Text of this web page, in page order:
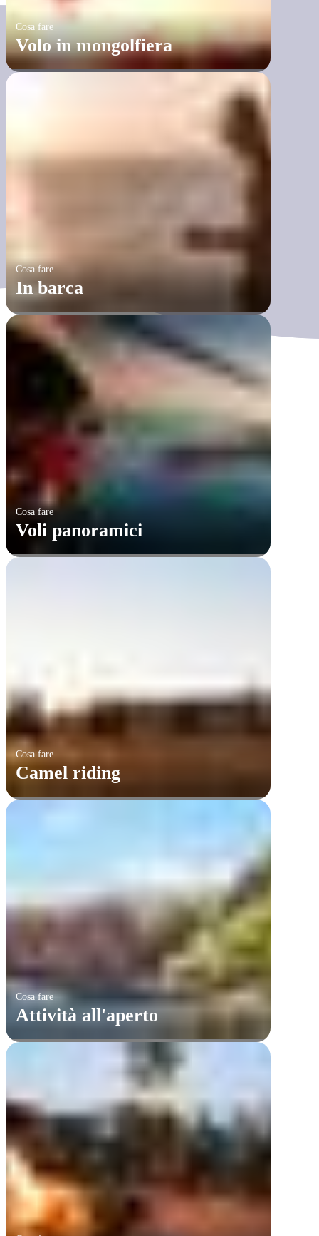
Cosa fare
Volo in mongolfiera
Cosa fare
In barca
Cosa fare
Voli panoramici
Cosa fare
Camel riding
Cosa fare
Attività all'aperto